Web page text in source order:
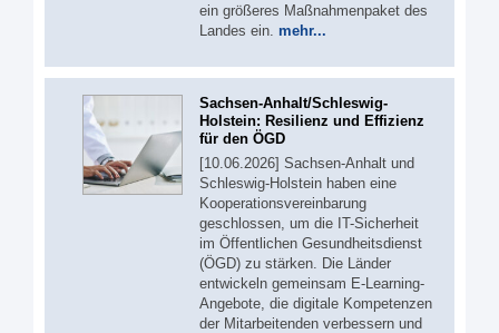
ein größeres Maßnahmenpaket des
Landes ein. mehr...
Sachsen-Anhalt/Schleswig-
Holstein: Resilienz und Effizienz
für den ÖGD
[10.06.2026] Sachsen-Anhalt und
Schleswig-Holstein haben eine
Kooperationsvereinbarung
geschlossen, um die IT-Sicherheit
im Öffentlichen Gesundheitsdienst
(ÖGD) zu stärken. Die Länder
entwickeln gemeinsam E-Learning-
Angebote, die digitale Kompetenzen
der Mitarbeitenden verbessern und